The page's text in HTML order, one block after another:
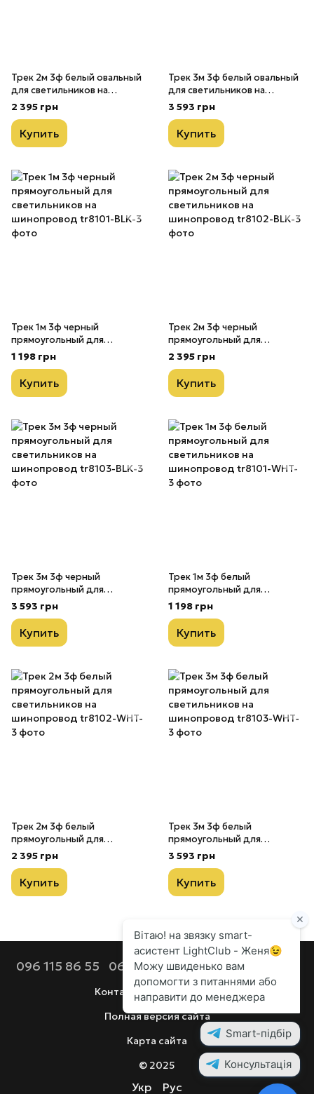
Трек 2м 3ф белый овальный
для светильников на
шинопровод
2 395 грн
Купить
Трек 3м 3ф белый овальный
для светильников на
шинопровод
3 593 грн
Купить
Трек 1м 3ф черный
прямоугольный для
светильников на
шинопровод
1 198 грн
Купить
Трек 2м 3ф черный
прямоугольный для
светильников на
шинопровод
2 395 грн
Купить
Трек 3м 3ф черный
прямоугольный для
светильников на
шинопровод
3 593 грн
Купить
Трек 1м 3ф белый
прямоугольный для
светильников на
шинопровод
1 198 грн
Купить
Трек 2м 3ф белый
прямоугольный для
светильников на
шинопровод
2 395 грн
Купить
Трек 3м 3ф белый
прямоугольный для
светильников на
шинопровод
3 593 грн
Купить
096 115 86 55 068 112 92 44 099 686 90 80
Контактная информация
Полная версия сайта
Карта сайта
© 2025
Укр Рус